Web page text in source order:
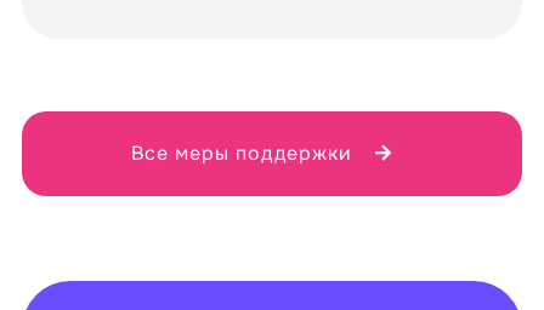
Все меры поддержки